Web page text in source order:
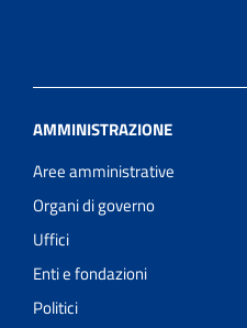
AMMINISTRAZIONE
Aree amministrative
Organi di governo
Uffici
Enti e fondazioni
Politici